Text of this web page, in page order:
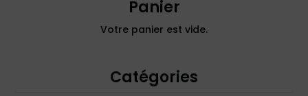
Panier
Votre panier est vide.
Catégories